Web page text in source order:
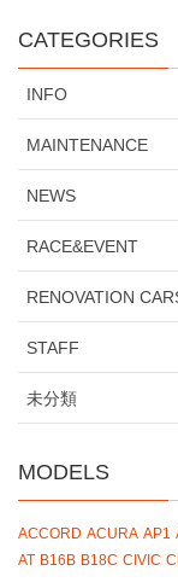
CATEGORIES
INFO
MAINTENANCE
NEWS
RACE&EVENT
RENOVATION
STAFF
未分類
MODELS
ACCORD ACURA AP1
AT B16B B18C CIVIC